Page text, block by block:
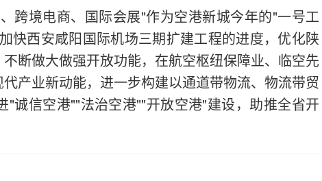
跨境电商、国际会展"作为空港新城今年的"一号工
快西安咸阳国际机场三期扩建工程的进度，优化陕
断做大做强开放功能，在航空枢纽保障业、临空先
产业新动能，进一步构建以通道带物流、物流带贸
诚信空港""法治空港""开放空港"建设，助推全省开